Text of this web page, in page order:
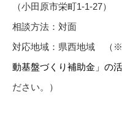
（小田原市栄町1-1-27）
相談方法：対面
対応地域：県西地域 （※
動基盤づくり補助金」の
ださい。）